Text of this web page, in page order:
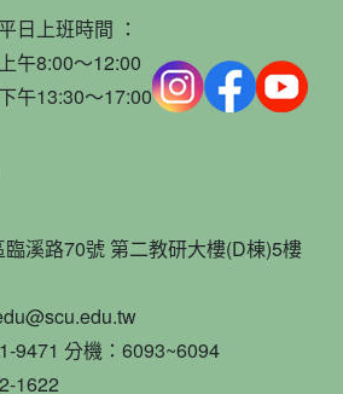
日上班時間 ：
午8:00～12:00
午13:30～17:00
溪路70號 第二教研大樓(D棟)5樓
9471 分機：6093~6094
1622